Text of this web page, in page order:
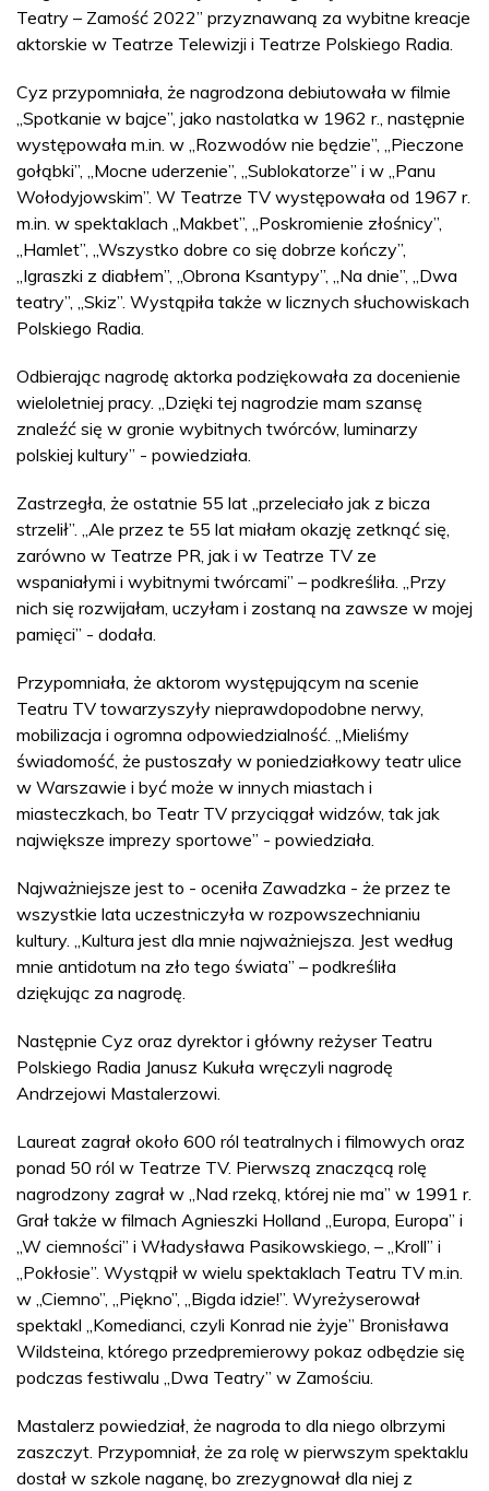
Teatry – Zamość 2022” przyznawaną za wybitne kreacje
aktorskie w Teatrze Telewizji i Teatrze Polskiego Radia.
Cyz przypomniała, że nagrodzona debiutowała w filmie
„Spotkanie w bajce”, jako nastolatka w 1962 r., następnie
występowała m.in. w „Rozwodów nie będzie”, „Pieczone
gołąbki”, „Mocne uderzenie”, „Sublokatorze” i w „Panu
Wołodyjowskim”. W Teatrze TV występowała od 1967 r.
m.in. w spektaklach „Makbet”, „Poskromienie złośnicy”,
„Hamlet”, „Wszystko dobre co się dobrze kończy”,
„Igraszki z diabłem”, „Obrona Ksantypy”, „Na dnie”, „Dwa
teatry”, „Skiz”. Wystąpiła także w licznych słuchowiskach
Polskiego Radia.
Odbierając nagrodę aktorka podziękowała za docenienie
wieloletniej pracy. „Dzięki tej nagrodzie mam szansę
znaleźć się w gronie wybitnych twórców, luminarzy
polskiej kultury” - powiedziała.
Zastrzegła, że ostatnie 55 lat „przeleciało jak z bicza
strzelił”. „Ale przez te 55 lat miałam okazję zetknąć się,
zarówno w Teatrze PR, jak i w Teatrze TV ze
wspaniałymi i wybitnymi twórcami” – podkreśliła. „Przy
nich się rozwijałam, uczyłam i zostaną na zawsze w mojej
pamięci” - dodała.
Przypomniała, że aktorom występującym na scenie
Teatru TV towarzyszyły nieprawdopodobne nerwy,
mobilizacja i ogromna odpowiedzialność. „Mieliśmy
świadomość, że pustoszały w poniedziałkowy teatr ulice
w Warszawie i być może w innych miastach i
miasteczkach, bo Teatr TV przyciągał widzów, tak jak
największe imprezy sportowe” - powiedziała.
Najważniejsze jest to - oceniła Zawadzka - że przez te
wszystkie lata uczestniczyła w rozpowszechnianiu
kultury. „Kultura jest dla mnie najważniejsza. Jest według
mnie antidotum na zło tego świata” – podkreśliła
dziękując za nagrodę.
Następnie Cyz oraz dyrektor i główny reżyser Teatru
Polskiego Radia Janusz Kukuła wręczyli nagrodę
Andrzejowi Mastalerzowi.
Laureat zagrał około 600 ról teatralnych i filmowych oraz
ponad 50 ról w Teatrze TV. Pierwszą znaczącą rolę
nagrodzony zagrał w „Nad rzeką, której nie ma” w 1991 r.
Grał także w filmach Agnieszki Holland „Europa, Europa” i
„W ciemności” i Władysława Pasikowskiego, – „Kroll” i
„Pokłosie”. Wystąpił w wielu spektaklach Teatru TV m.in.
w „Ciemno”, „Piękno”, „Bigda idzie!”. Wyreżyserował
spektakl „Komedianci, czyli Konrad nie żyje” Bronisława
Wildsteina, którego przedpremierowy pokaz odbędzie się
podczas festiwalu „Dwa Teatry” w Zamościu.
Mastalerz powiedział, że nagroda to dla niego olbrzymi
zaszczyt. Przypomniał, że za rolę w pierwszym spektaklu
dostał w szkole naganę, bo zrezygnował dla niej z